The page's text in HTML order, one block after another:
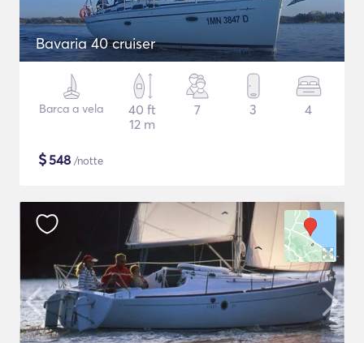
Bavaria 40 cruiser
Barca a vela
40 ft
12 m
7 3 4
$548 /notte